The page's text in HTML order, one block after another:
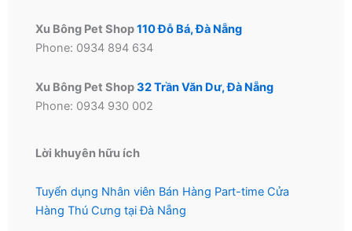
Xu Bông Pet Shop110 Đỗ Bá, Đà Nẵng
Phone: 0934 894 634
Xu Bông Pet Shop32 Trần Văn Dư, Đà Nẵng
Phone: 0934 930 002
Lời khuyên hữu ích
Tuyển dụng Nhân viên Bán Hàng Part-time Cửa
Hàng Thú Cưng tại Đà Nẵng